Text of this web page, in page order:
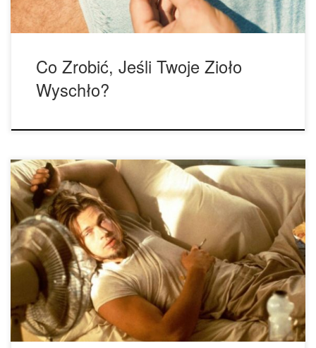
Co Zrobić, Jeśli Twoje Zioło
Wyschło?
Najnowsze trendy pokazują, że coraz więcej osób preferuje
inne metody konsumpcji, nie jej palenie. Czy to koniec
palenia marihuany? Naszym pierwszym doświadczeniem
związanym z cannabis było palenie suchej marihuany ze
szklanej fifki. Kasłanie, gastro… tak pewnie też wyglądało
pierwsze doświadczenie związane z marihuaną u wielu z
was. Ludzie czasem wybierali […]